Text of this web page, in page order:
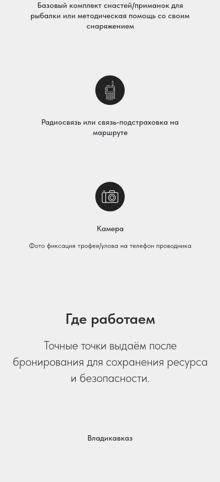
Базовый комплект снастей/приманок для
рыбалки или методическая помощь со своим
снаряжением
Радиосвязь или связь-подстраховка на
маршруте
Камера
Фото фиксация трофея/улова на телефон проводника
Где работаем
Точные точки выдаём после
бронирования для сохранения ресурса
и безопасности.
Владикавказ